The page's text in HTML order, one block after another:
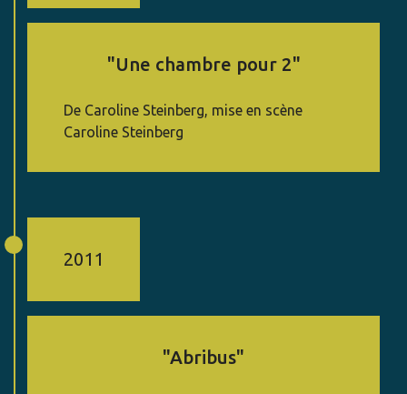
"Une chambre pour 2"
De Caroline Steinberg, mise en scène
Caroline Steinberg
2011
"Abribus"